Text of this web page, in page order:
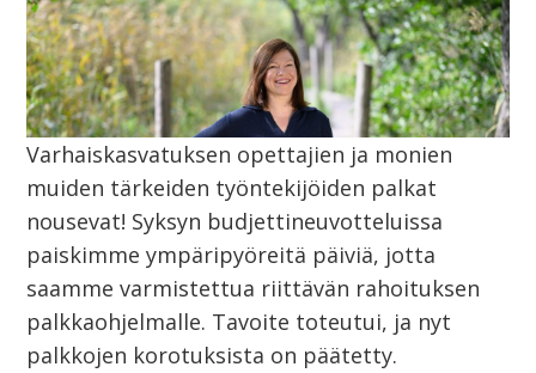
Varhaiskasvatuksen opettajien ja monien
muiden tärkeiden työntekijöiden palkat
nousevat! Syksyn budjettineuvotteluissa
paiskimme ympäripyöreitä päiviä, jotta
saamme varmistettua riittävän rahoituksen
palkkaohjelmalle. Tavoite toteutui, ja nyt
palkkojen korotuksista on päätetty.